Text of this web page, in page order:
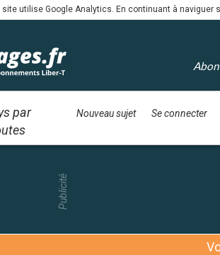
site utilise Google Analytics. En continuant à
par
Nouveau sujet Se connecter
Publicité